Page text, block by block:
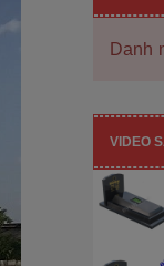
Biển hiệu đá khối đang
nhiều công ty, khu đô
cấp lựa chọn nhờ vẻ
thế cùng độ bền vượt
Danh
VIDEO